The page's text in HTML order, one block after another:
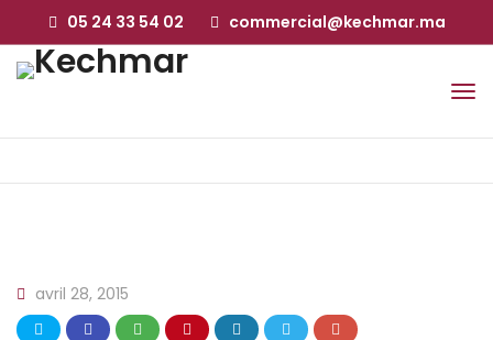
05 24 33 54 02 commercial@kechmar.ma
avril 28, 2015